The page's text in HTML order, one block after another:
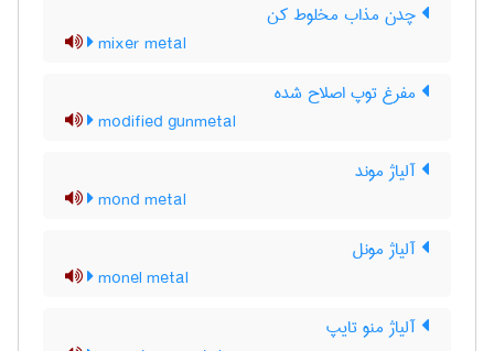
چدن مذاب مخلوط کن
mixer metal
مفرغ توپ اصلاح شده
modified gunmetal
آلیاژ موند
mond metal
آلیاژ مونل
monel metal
آلیاژ منو تایپ